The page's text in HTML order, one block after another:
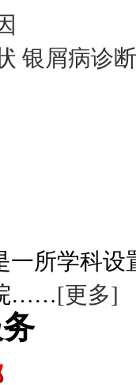
银屑病诊断
一所学科
……[更多]